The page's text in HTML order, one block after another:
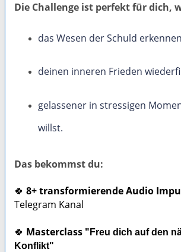
Die Challenge ist perfekt für dich,
das Wesen der Schuld
deinen inneren Frieden
gelassener in stressigen
willst.
Das bekommst du:
🍀 8+ transformierende Audio
Telegram Kanal
🍀 Masterclass " Freu dich auf den
Konflikt"